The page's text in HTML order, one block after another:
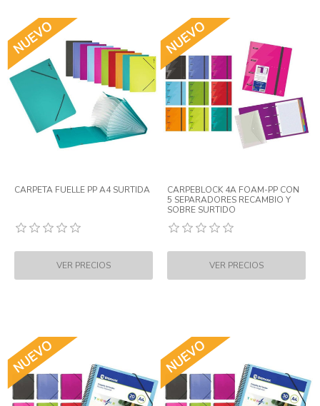
CARPETA FUELLE PP A4 SURTIDA
CARPEBLOCK 4A FOAM-PP CON
5 SEPARADORES RECAMBIO Y
SOBRE SURTIDO